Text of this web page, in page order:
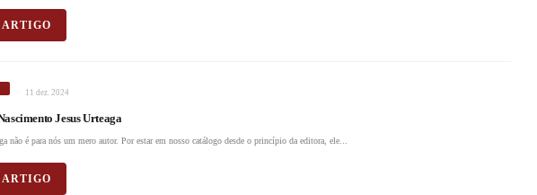
ARTIGO
11 dez. 2024
Jesus Urteaga
não é para nós um mero autor. Por estar em nosso catálogo desde o princípio da editora, ele...
ARTIGO